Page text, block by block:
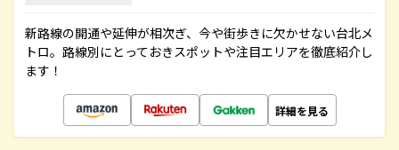
新路線の開通や延伸が相次ぎ、今や街歩きに欠かせない台北メ
トロ。路線別にとっておきスポットや注目エリアを徹底紹介し
ます！
詳細を見る